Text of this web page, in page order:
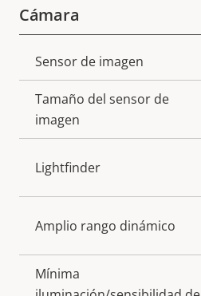
Cámara
Descripción
de
propiedad
la
propiedad
Sensor de imagen
Tamaño del sensor de
imagen
Lightfinder
Amplio rango dinámico
Mínima